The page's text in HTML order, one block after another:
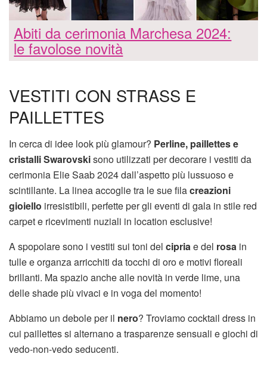
Abiti da cerimonia Marchesa 2024:
le favolose novità
VESTITI CON STRASS E
PAILLETTES
In cerca di idee look più glamour? Perline, paillettes e
cristalli Swarovskisono utilizzati per decorare i vestiti da
cerimonia Elie Saab 2024 dall’aspetto più lussuoso e
scintillante. La linea accoglie tra le sue filacreazioni
gioiello irresistibili, perfette per gli eventi di gala in stile red
carpet e ricevimenti nuziali in location esclusive!
A spopolare sono i vestiti sui toni del cipriae del rosa in
tulle e organza arricchiti da tocchi di oro e motivi floreali
brillanti. Ma spazio anche alle novità in verde lime, una
delle shade più vivaci e in voga del momento!
Abbiamo un debole per il nero? Troviamo cocktail dress in
cui paillettes si alternano a trasparenze sensuali e giochi di
vedo-non-vedo seducenti.